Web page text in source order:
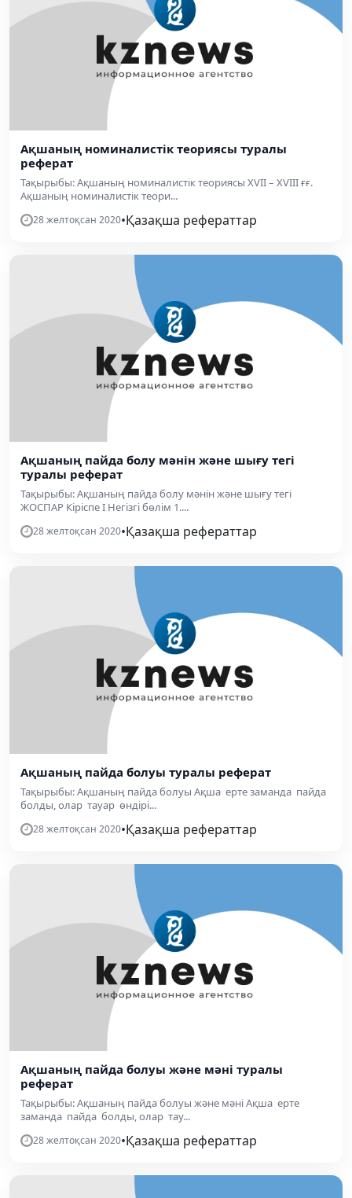
Ақшаның номиналистік теориясы туралы
реферат
Тақырыбы: Ақшаның номиналистік теориясы ХVII – ХVIII ғғ.
Ақшаның номиналистік теори...
28 желтоқсан 2020•Қазақша рефераттар
Ақшаның пайда болу мәнін және шығу тегі
туралы реферат
Тақырыбы: Ақшаның пайда болу мәнін және шығу тегі
ЖОСПАР Кіріспе І Негізгі бөлім 1....
28 желтоқсан 2020•Қазақша рефераттар
Ақшаның пайда болуы туралы реферат
Тақырыбы: Ақшаның пайда болуы Ақша ерте заманда пайда
болды, олар тауар өндірі...
28 желтоқсан 2020•Қазақша рефераттар
Ақшаның пайда болуы және мәні туралы
реферат
Тақырыбы: Ақшаның пайда болуы және мәні Ақша ерте
заманда пайда болды, олар тау...
28 желтоқсан 2020•Қазақша рефераттар